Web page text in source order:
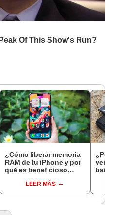
¿Cómo liberar memoria
RAM de tu iPhone y por
qué es beneficioso
LEER MÁS
¿Por